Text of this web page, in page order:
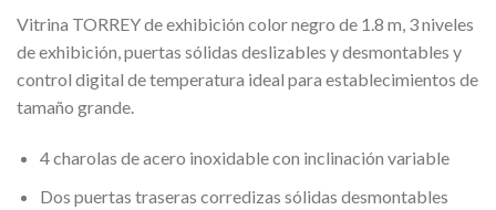
Vitrina TORREY de exhibición color negro de 1.8 m, 3 niveles
de exhibición, puertas sólidas deslizables y desmontables y
control digital de temperatura ideal para establecimientos de
tamaño grande.
4 charolas de acero inoxidable con inclinación variable
Dos puertas traseras corredizas sólidas desmontables